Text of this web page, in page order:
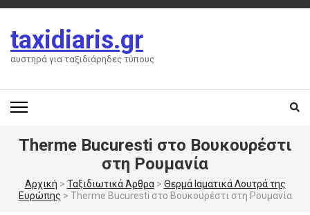
Skip
content
(Press
taxidiaris.gr
αυστηρά για ταξιδιάρηδες τύπους
Therme Bucuresti στο Βουκουρέστι
στη Ρουμανία
Αρχική > Ταξιδιωτικά Άρθρα > Θερμά Ιαματικά Λουτρά της
Ευρώπης > Therme Bucuresti στο Βουκουρέστι στη Ρουμανία